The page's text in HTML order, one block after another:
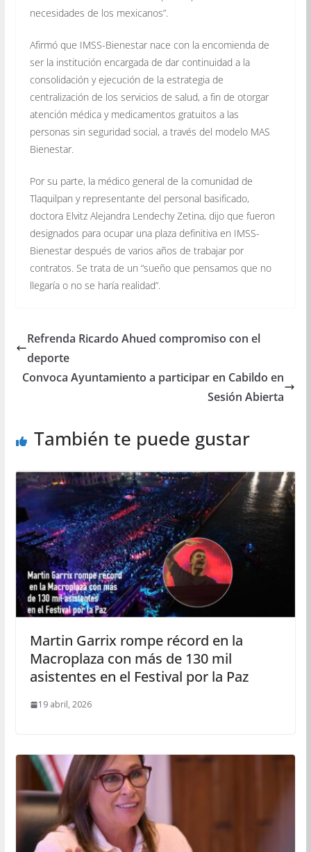
necesidades de los mexicanos”.
Afirmó que IMSS-Bienestar nace con la encomienda de
ser la institución encargada de dar continuidad a la
consolidación y ejecución de la estrategia de
centralización de los servicios de salud, a fin de otorgar
atención médica y medicamentos gratuitos a las
personas sin seguridad social, a través del modelo MAS
Bienestar.
Por su parte, la médico general de la comunidad de
Tlaquilpan y representante del personal basificado,
doctora Elvitz Alejandra Lendechy Zetina, dijo que fueron
designados para ocupar una plaza definitiva en IMSS-
Bienestar después de varios años de trabajar por
contratos. Se trata de un “sueño que pensamos que no
llegaría o no se haría realidad”.
Refrenda Ricardo Ahued compromiso con el
deporte
Convoca Ayuntamiento a participar en Cabildo en
Sesión Abierta
También te puede gustar
Martin Garrix rompe récord en la
Macroplaza con más de 130 mil
asistentes en el Festival por la Paz
19 abril, 2026